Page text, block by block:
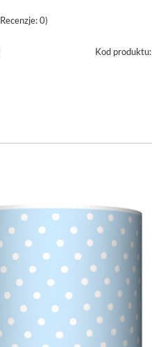
0)
Kod produktu: